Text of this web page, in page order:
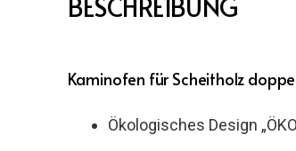
Kaminofen für Scheitholz
Ökologisches Design